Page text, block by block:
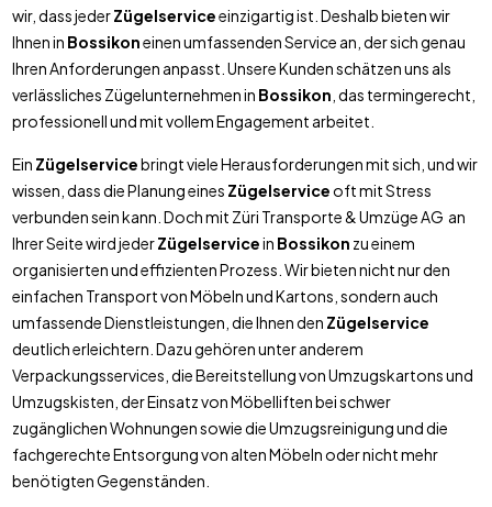
wir, dass jederZügelserviceeinzigartig ist. Deshalb bieten wir
Ihnen in Bossikoneinen umfassenden Service an, der sich genau
Ihren Anforderungen anpasst. Unsere Kunden schätzen uns als
verlässliches Zügelunternehmen in Bossikon , das termingerecht,
professionell und mit vollem Engagement arbeitet.
Ein Zügelservicebringt viele Herausforderungen mit sich, und wir
wissen, dass die Planung eines Zügelserviceoft mit Stress
verbunden sein kann. Doch mit Züri Transporte & Umzüge AG an
Ihrer Seite wird jederZügelservicein Bossikon zu einem
organisierten und effizienten Prozess. Wir bieten nicht nur den
einfachen Transport von Möbeln und Kartons, sondern auch
umfassende Dienstleistungen, die Ihnen den Zügelservice
deutlich erleichtern. Dazu gehören unter anderem
Verpackungsservices, die Bereitstellung von Umzugskartons und
Umzugskisten, der Einsatz von Möbelliften bei schwer
zugänglichen Wohnungen sowie die Umzugsreinigung und die
fachgerechte Entsorgung von alten Möbeln oder nicht mehr
benötigten Gegenständen.